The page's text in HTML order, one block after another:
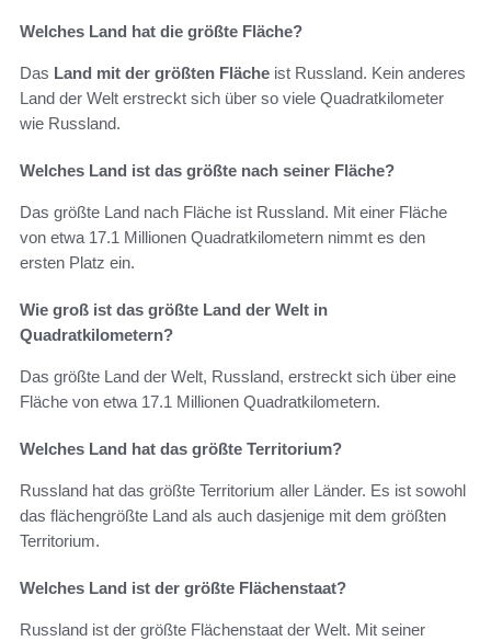
Welches Land hat die größte Fläche?
Das Land mit der größten Fläche ist Russland. Kein anderes
Land der Welt erstreckt sich über so viele Quadratkilometer
wie Russland.
Welches Land ist das größte nach seiner Fläche?
Das größte Land nach Fläche ist Russland. Mit einer Fläche
von etwa 17.1 Millionen Quadratkilometern nimmt es den
ersten Platz ein.
Wie groß ist das größte Land der Welt in
Quadratkilometern?
Das größte Land der Welt, Russland, erstreckt sich über eine
Fläche von etwa 17.1 Millionen Quadratkilometern.
Welches Land hat das größte Territorium?
Russland hat das größte Territorium aller Länder. Es ist sowohl
das flächengrößte Land als auch dasjenige mit dem größten
Territorium.
Welches Land ist der größte Flächenstaat?
Russland ist der größte Flächenstaat der Welt. Mit seiner